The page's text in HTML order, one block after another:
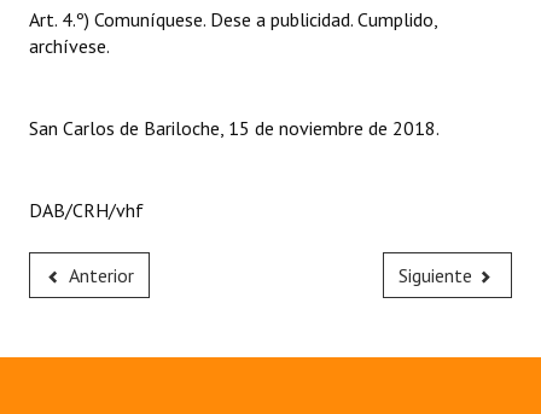
Art. 4.º) Comuníquese. Dese a publicidad. Cumplido,
archívese.
San Carlos de Bariloche, 15 de noviembre de 2018.
DAB/CRH/vhf
Anterior Siguiente